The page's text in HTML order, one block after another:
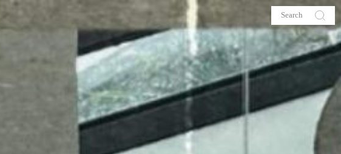
amazon shop
About me
Galehia
Voilà Beauté